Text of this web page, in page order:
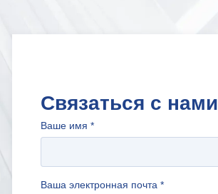
Связаться с нами
Ваше имя *
Ваша электронная почта *